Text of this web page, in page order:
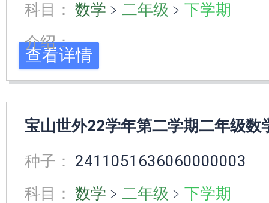
科目： 数学 ﹥ 二年级 ﹥ 下学期
介绍：
查看详情
宝山世外22学年第二学期二年级
种子： 2411051636060000003
科目： 数学 ﹥ 二年级 ﹥ 下学期